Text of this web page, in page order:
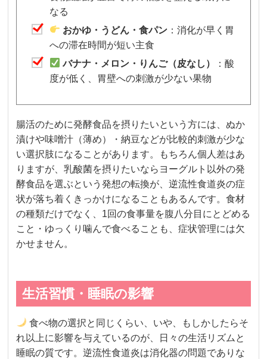
なる
おかゆ・うどん・食パン ：消化が早く胃
への滞在時間が短い主食
バナナ・メロン・りんご（皮なし）
：酸
度が低く、胃壁への刺激が少ない果物
腸活のために発酵食品を摂りたいという方には、ぬか
漬けや味噌汁（薄め）・納豆などが比較的刺激が少な
い選択肢になることがあります。もちろん個人差はあ
りますが、乳酸菌を摂りたいならヨーグルト以外の発
酵食品を選ぶという発想の転換が、逆流性食道炎の症
状が落ち着くきっかけになることもあるんです。食材
の種類だけでなく、1回の食事量を腹八分目にとどめる
こと・ゆっくり噛んで食べることも、症状管理には欠
かせません。
生活習慣・睡眠の影響
食べ物の選択と同じくらい、いや、もしかしたらそ
れ以上に影響を与えているのが、日々の生活リズムと
睡眠の質です。逆流性食道炎は消化器の問題でありな